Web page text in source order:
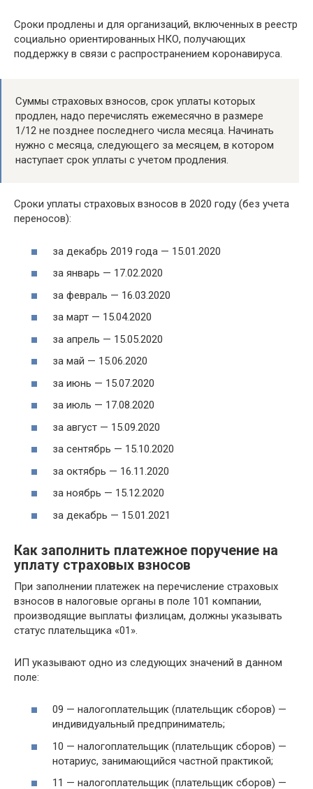
Сроки продлены и для организаций, включенных в реестр
социально ориентированных НКО, получающих
поддержку в связи с распространением коронавируса.
Суммы страховых взносов, срок уплаты которых
продлен, надо перечислять ежемесячно в размере
1/12 не позднее последнего числа месяца. Начинать
нужно с месяца, следующего за месяцем, в котором
наступает срок уплаты с учетом продления.
Сроки уплаты страховых взносов в 2020 году (без учета
переносов):
за декабрь 2019 года — 15.01.2020
за январь — 17.02.2020
за февраль — 16.03.2020
за март — 15.04.2020
за апрель — 15.05.2020
за май — 15.06.2020
за июнь — 15.07.2020
за июль — 17.08.2020
за август — 15.09.2020
за сентябрь — 15.10.2020
за октябрь — 16.11.2020
за ноябрь — 15.12.2020
за декабрь — 15.01.2021
Как заполнить платежное поручение на
уплату страховых взносов
При заполнении платежек на перечисление страховых
взносов в налоговые органы в поле 101 компании,
производящие выплаты физлицам, должны указывать
статус плательщика «01».
ИП указывают одно из следующих значений в данном
поле:
09 — налогоплательщик (плательщик сборов) —
индивидуальный предприниматель;
10 — налогоплательщик (плательщик сборов) —
нотариус, занимающийся частной практикой;
11 — налогоплательщик (плательщик сборов) —